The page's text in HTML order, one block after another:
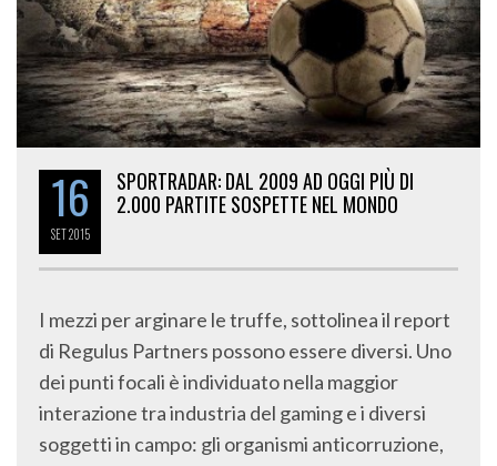
16
SET2015
SPORTRADAR: DAL 2009 AD OGGI PIÙ DI
2.000 PARTITE SOSPETTE NEL MONDO
I mezzi per arginare le truffe, sottolinea il report
di Regulus Partners possono essere diversi. Uno
dei punti focali è individuato nella maggior
interazione tra industria del gaming e i diversi
soggetti in campo: gli organismi anticorruzione,